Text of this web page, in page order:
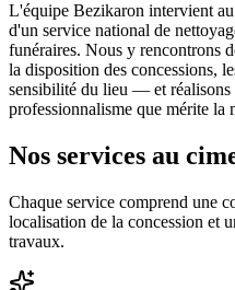
L'équipe Bezikaron intervient
d'un service national de
funéraires. Nous y rencontrons
la disposition des concessions,
sensibilité du lieu — et réalisons
professionnalisme que mérite la
Nos services au
Chaque service comprend une
localisation de la concession et
travaux.